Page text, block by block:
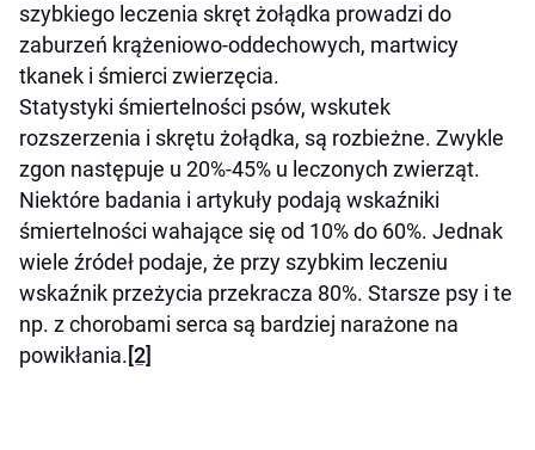
szybkiego leczenia skręt żołądka prowadzi do
zaburzeń krążeniowo-oddechowych, martwicy
tkanek i śmierci zwierzęcia.
Statystyki śmiertelności psów, wskutek
rozszerzenia i skrętu żołądka, są rozbieżne. Zwykle
zgon następuje u 20%-45% u leczonych zwierząt.
Niektóre badania i artykuły podają wskaźniki
śmiertelności wahające się od 10% do 60%. Jednak
wiele źródeł podaje, że przy szybkim leczeniu
wskaźnik przeżycia przekracza 80%. Starsze psy i te
np. z chorobami serca są bardziej narażone na
powikłania.[2]